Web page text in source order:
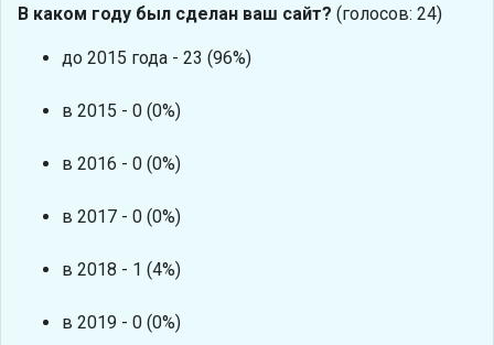
В каком году был сделан ваш сайт? (голосов: 24)
до 2015 года - 23 (96%)
в 2015 - 0 (0%)
в 2016 - 0 (0%)
в 2017 - 0 (0%)
в 2018 - 1 (4%)
в 2019 - 0 (0%)